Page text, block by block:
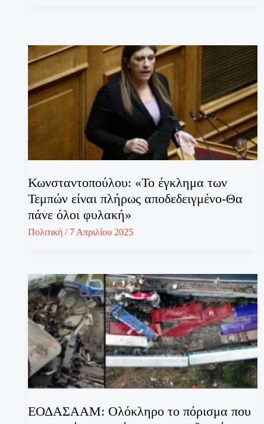
Κωνσταντοπούλου: «Το έγκλημα των
Τεμπών είναι πλήρως αποδεδειγμένο-Θα
πάνε όλοι φυλακή»
Πολιτική / 7 Απριλίου 2025
ΕΟΔΑΣΑΑΜ: Ολόκληρο το πόρισμα που